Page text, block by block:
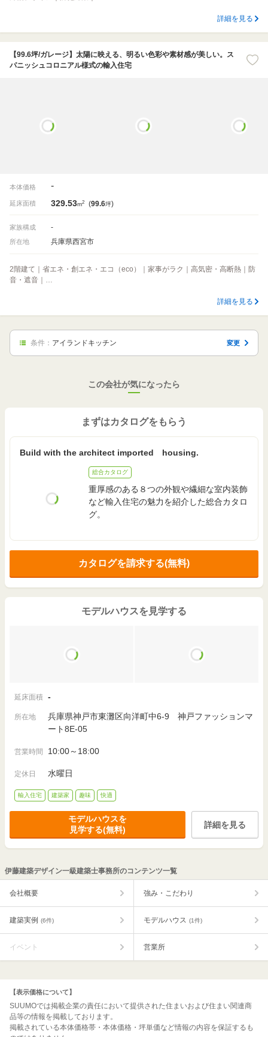
詳細を見る
【99.6坪/ガレージ】太陽に映える、明るい色彩や素材感が美しい。ス
パニッシュコロニアル様式の輸入住宅
本体価格 -
延床面積 329.53m2 (99.6坪)
家族構成 -
所在地 兵庫県西宮市
2階建て｜省エネ・創エネ・エコ（eco）｜家事がラク｜高気密・高断熱｜防
音・遮音｜…
詳細を見る
条件： アイランドキッチン 変更
この会社が気になったら
まずはカタログをもらう
Build with the architect imported housing.
総合カタログ
重厚感のある８つの外観や繊細な室内装飾
など輸入住宅の魅力を紹介した総合カタロ
グ。
カタログを請求する(無料)
モデルハウスを見学する
延床面積 -
所在地
兵庫県神戸市東灘区向洋町中6-9 神戸ファッションマ
ート8E-05
営業時間 10:00～18:00
定休日 水曜日
輸入住宅 建築家 趣味 快適
モデルハウスを
見学する(無料)
詳細を見る
伊藤建築デザイン一級建築士事務所のコンテンツ一覧
会社概要 強み・こだわり
建築実例 (6件) モデルハウス (1件)
イベント 営業所
【表示価格について】
SUUMOでは掲載企業の責任において提供された住まいおよび住まい関連商
品等の情報を掲載しております。
掲載されている本体価格帯・本体価格・坪単価など情報の内容を保証するも